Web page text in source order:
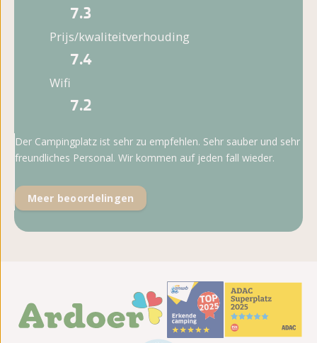
7.3
Prijs/kwaliteitverhouding
7.4
Wifi
7.2
Der Campingplatz ist sehr zu empfehlen. Sehr sauber und sehr
freundliches Personal. Wir kommen auf jeden fall wieder.
Meer beoordelingen